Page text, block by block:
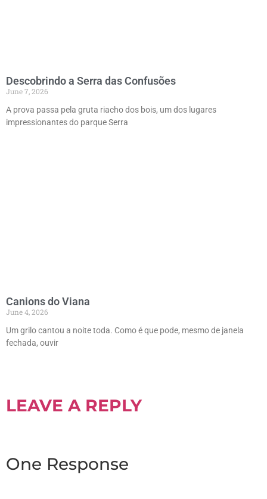
Descobrindo a Serra das Confusões
June 7, 2026
A prova passa pela gruta riacho dos bois, um dos lugares
impressionantes do parque Serra
Canions do Viana
June 4, 2026
Um grilo cantou a noite toda. Como é que pode, mesmo de janela
fechada, ouvir
LEAVE A REPLY
One Response